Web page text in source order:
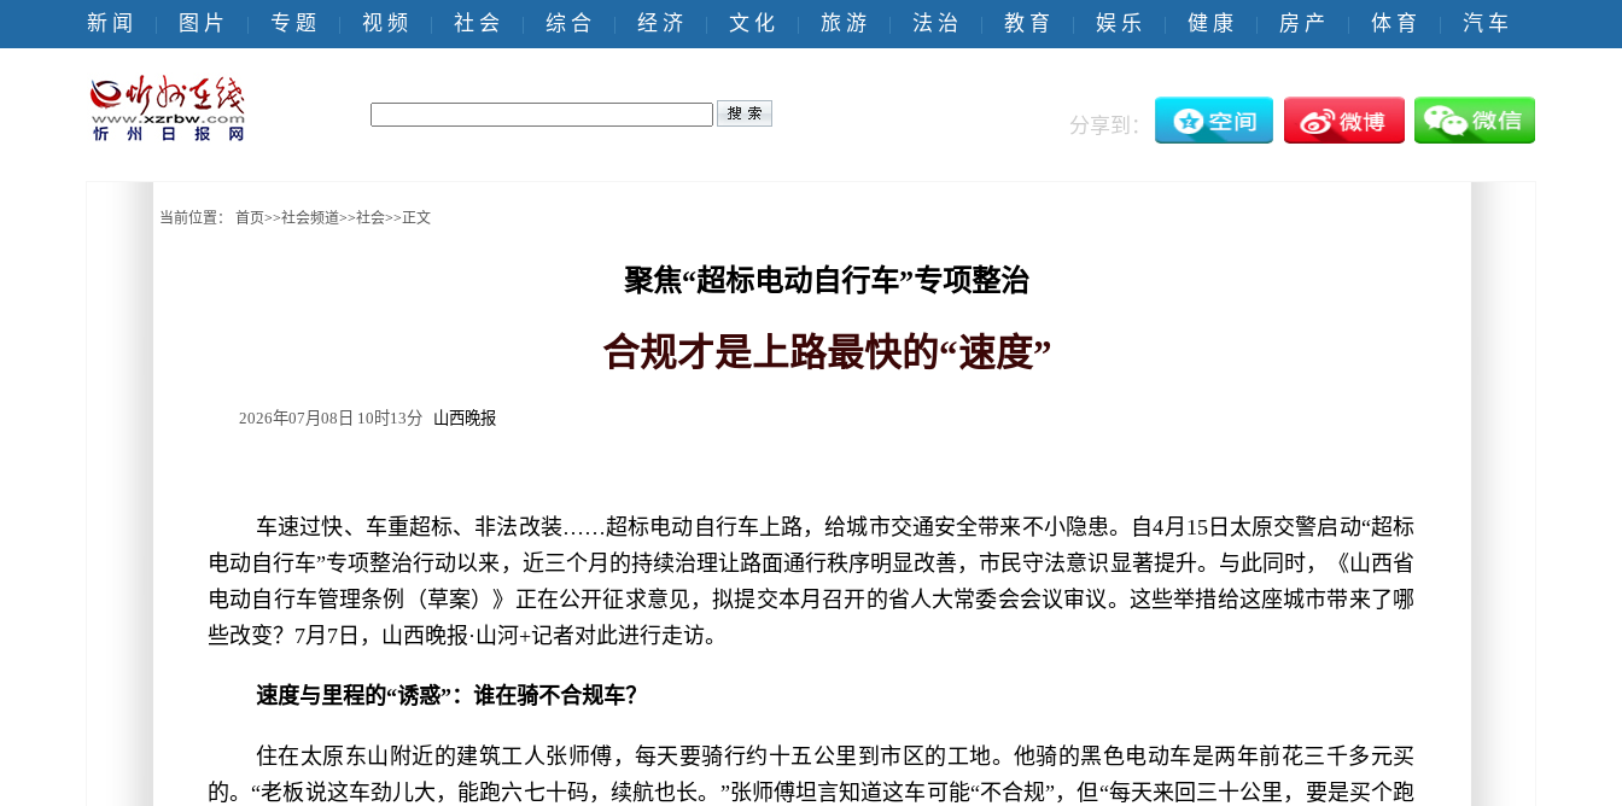
新 闻 | 图 片 | 专 题 | 视 频 | 社 会 | 综 合 | 经 济 | 文 化 | 旅 游 | 法 治 | 教 育 | 娱 乐 | 健 康 | 房 产 | 体 育 | 汽 车
分享到：
当前位置： 首页>>社会频道>>社会>>正文
聚焦“超标电动自行车”专项整治
合规才是上路最快的“速度”
2026年07月08日 10时13分 山西晚报
车速过快、车重超标、非法改装……超标电动自行车上路，给城市交通安全带来不小隐患。自4月15日太原交警启动“超标
电动自行车”专项整治行动以来，近三个月的持续治理让路面通行秩序明显改善，市民守法意识显著提升。与此同时，《山西省
电动自行车管理条例（草案）》正在公开征求意见，拟提交本月召开的省人大常委会会议审议。这些举措给这座城市带来了哪
些改变？7月7日，山西晚报·山河+记者对此进行走访。
速度与里程的“诱惑”：谁在骑不合规车？
住在太原东山附近的建筑工人张师傅，每天要骑行约十五公里到市区的工地。他骑的黑色电动车是两年前花三千多元买
的。“老板说这车劲儿大，能跑六七十码，续航也长。”张师傅坦言知道这车可能“不合规”，但“每天来回三十公里，要是买个跑